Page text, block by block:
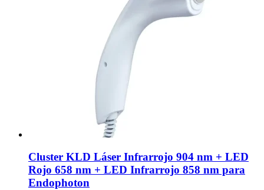
Cluster KLD Láser Infrarrojo 904 nm + LED
Rojo 658 nm + LED Infrarrojo 858 nm para
Endophoton